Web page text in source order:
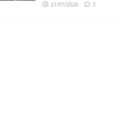
21/07/2026 3